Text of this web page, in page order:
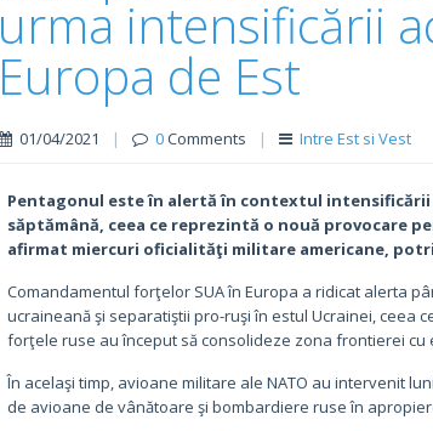
urma intensificării
Europa de Est
01/04/2021 | 0Comments | Intre Est si Vest
Pentagonul este în alertă în contextul intensificării
săptămână, ceea ce reprezintă o nouă provocare
afirmat miercuri oficialităţi militare americane,
Comandamentul forţelor SUA în Europa a ridicat alerta
ucraineană şi separatiştii pro-ruşi în estul Ucrainei, ceea
forţele ruse au început să consolideze zona frontierei cu
În acelaşi timp, avioane militare ale NATO au intervenit
de avioane de vânătoare şi bombardiere ruse în